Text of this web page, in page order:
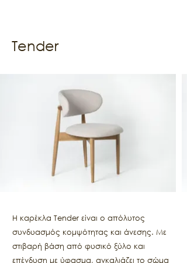
Tender
Η καρέκλα Tender είναι ο απόλυτος
συνδυασμός κομψότητας και άνεσης. Με
στιβαρή βάση από φυσικό ξύλο και
επένδυση με ύφασμα, αγκαλιάζει το σώμα